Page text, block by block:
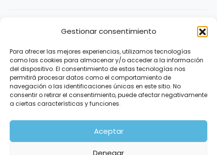
Gestionar consentimiento
Para ofrecer las mejores experiencias, utilizamos tecnologías
como las cookies para almacenar y/o acceder a la información
del dispositivo. El consentimiento de estas tecnologías nos
permitirá procesar datos como el comportamiento de
navegación o las identificaciones únicas en este sitio. No
consentir o retirar el consentimiento, puede afectar negativamente
a ciertas características y funciones.
Aceptar
Denegar
Praxis Comunicación
Síguenos